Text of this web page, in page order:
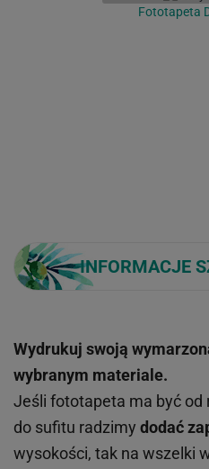
Fototapeta
INFORMACJE
Wydrukuj swoją
wybranym materiale.
Jeśli fototapeta ma być od
do sufitu radzimy dodać
wysokości, tak na wszelki